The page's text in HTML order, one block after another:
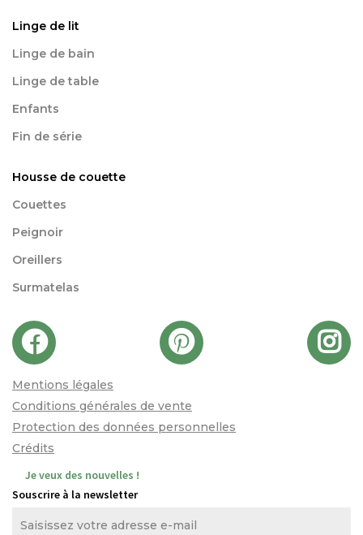
Linge de lit
Linge de bain
Linge de table
Enfants
Fin de série
Housse de couette
Couettes
Peignoir
Oreillers
Surmatelas
Mentions légales
Conditions générales de vente
Protection des données personnelles
Crédits
Je veux des nouvelles !
Souscrire à la newsletter